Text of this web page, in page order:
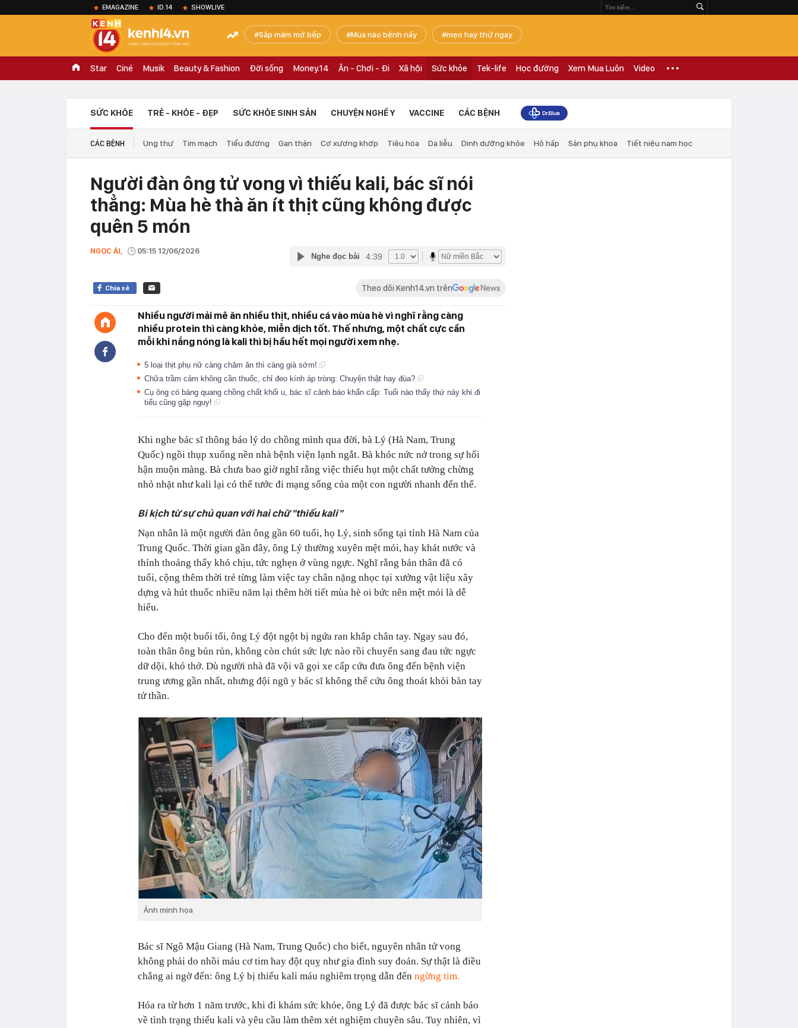
EMAGAZINE ID.14 SHOWLIVE
Sắp mâm mở bếp Mùa nào bệnh nấy mẹo hay thử ngay
Star Ciné Musik Beauty & Fashion Đời sống Money.14 Ăn - Chơi - Đi Xã hội Sức khỏe Tek-life Học đường Xem Mua Luôn Video
SỨC KHỎE TRẺ - KHỎE - ĐẸP SỨC KHỎE SINH SẢN CHUYỆN NGHỀ Y VACCINE CÁC BỆNH
CÁC BỆNH Ung thư Tim mạch Tiểu đường Gan thận Cơ xương khớp Tiêu hóa Da liễu Dinh dưỡng khỏe Hô hấp Sản phụ khoa Tiết niệu nam học
Người đàn ông tử vong vì thiếu kali, bác sĩ nói
thẳng: Mùa hè thà ăn ít thịt cũng không được
quên 5 món
NGỌC ÁI, 05:15 12/06/2026
Nghe đọc bài 4:39
Chia sẻ Theo dõi Kenh14.vn trên
Nhiều người mải mê ăn nhiều thịt, nhiều cá vào mùa hè vì nghĩ rằng càng
nhiều protein thì càng khỏe, miễn dịch tốt. Thế nhưng, một chất cực cần
mỗi khi nắng nóng là kali thì bị hầu hết mọi người xem nhẹ.
5 loại thịt phụ nữ càng chăm ăn thì càng già sớm!
Chữa trầm cảm không cần thuốc, chỉ đeo kính áp tròng: Chuyện thật hay đùa?
Cụ ông có bàng quang chồng chất khối u, bác sĩ cảnh báo khẩn cấp: Tuổi nào thấy thứ này khi đi
tiểu cũng gặp nguy!
Khi nghe bác sĩ thông báo lý do chồng mình qua đời, bà Lý (Hà Nam, Trung
Quốc) ngồi thụp xuống nền nhà bệnh viện lạnh ngắt. Bà khóc nức nở trong sự hối
hận muộn màng. Bà chưa bao giờ nghĩ rằng việc thiếu hụt một chất tưởng chừng
nhỏ nhặt như kali lại có thể tước đi mạng sống của một con người nhanh đến thế.
Bi kịch từ sự chủ quan với hai chữ "thiếu kali"
Nạn nhân là một người đàn ông gần 60 tuổi, họ Lý, sinh sống tại tỉnh Hà Nam của
Trung Quốc. Thời gian gần đây, ông Lý thường xuyên mệt mỏi, hay khát nước và
thỉnh thoảng thấy khó chịu, tức nghẹn ở vùng ngực. Nghĩ rằng bản thân đã có
tuổi, cộng thêm thời trẻ từng làm việc tay chân nặng nhọc tại xưởng vật liệu xây
dựng và hút thuốc nhiều năm lại thêm hời tiết mùa hè oi bức nên mệt mỏi là dễ
hiểu.
Cho đến một buổi tối, ông Lý đột ngột bị ngứa ran khắp chân tay. Ngay sau đó,
toàn thân ông bủn rủn, không còn chút sức lực nào rồi chuyển sang đau tức ngực
dữ dội, khó thở. Dù người nhà đã vội vã gọi xe cấp cứu đưa ông đến bệnh viện
trung ương gần nhất, nhưng đội ngũ y bác sĩ không thể cứu ông thoát khỏi bàn tay
tử thần.
Ảnh minh họa
Bác sĩ Ngô Mậu Giang (Hà Nam, Trung Quốc) cho biết, nguyên nhân tử vong
không phải do nhồi máu cơ tim hay đột quỵ như gia đình suy đoán. Sự thật là điều
chẳng ai ngờ đến: ông Lý bị thiếu kali máu nghiêm trọng dẫn đến ngừng tim.
Hóa ra từ hơn 1 năm trước, khi đi khám sức khỏe, ông Lý đã được bác sĩ cảnh báo
về tình trạng thiếu kali và yêu cầu làm thêm xét nghiệm chuyên sâu. Tuy nhiên, vì